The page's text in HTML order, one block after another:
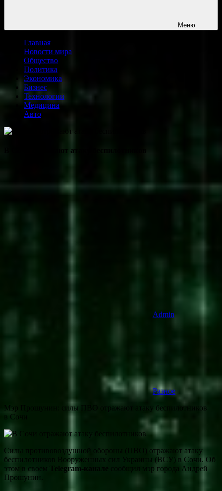
Меню
Главная
Новости мира
Общество
Политика
Экономика
Бизнес
Технологии
Медицина
Авто
В Сочи отражают атаку беспилотников
Admin
Разное
Мэр Прошунин: cилы ПВО отражают атаку беспилотников
в Сочи
Силы противовоздушной обороны (ПВО) отражают атаку
беспилотников Вооруженных сил Украины (ВСУ) в Сочи. Об
этом в своем Telegram-канале сообщил мэр города Андрей
Прошунин.